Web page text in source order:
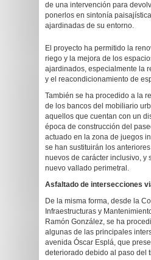
de una intervención para
ponerlos en sintonía
ajardinadas de su entorno.
El proyecto ha permitido la
riego y la mejora de los
ajardinados, especialmente la
y el reacondicionamiento de
También se ha procedido a la
de los bancos del mobiliario
aquellos que cuentan con un
época de construcción del
actuado en la zona de juegos
se han sustituirán los
nuevos de carácter inclusivo, y
nuevo vallado perimetral.
Asfaltado de intersecciones
De la misma forma, desde la
Infraestructuras y
Ramón González, se ha
algunas de las principales
avenida Óscar Esplá, que
deteriorado debido al paso del